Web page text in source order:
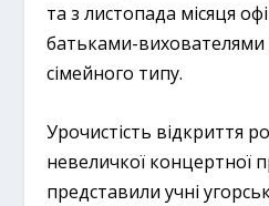
та з листопада місяця
батьками-вихователями
сімейного типу.
Урочистість відкриття
невеличкої концертної
представили учні